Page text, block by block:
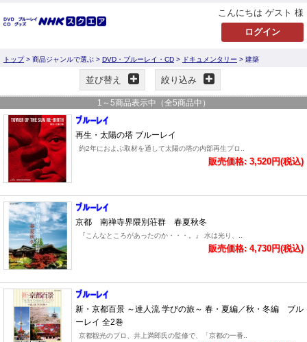
こんにちは ゲスト 様
トップ> 商品ジャンルで選ぶ > DVD・ブルーレイ・CD > ドキュメンタリー > 建築
並び替え 絞り込み
1 ～ 5商品表示中（全5商品中）
再生・太陽の塔 ブルーレイ
約2年におよぶ取材を通して太陽の塔の内部再生プロ..
販売価格: 3,520円(税込)
京都 南禅寺界隈別荘群 春夏秋冬
『こんなところがあったのか・・・。』 水は光り、..
販売価格: 4,730円(税込)
新・京都百景 ～達人流 学びの旅～ 春・夏編／秋・冬編 ブル
ーレイ 全2巻
京都観光のプロ、井上満郎氏の監修で、「京都の一番..